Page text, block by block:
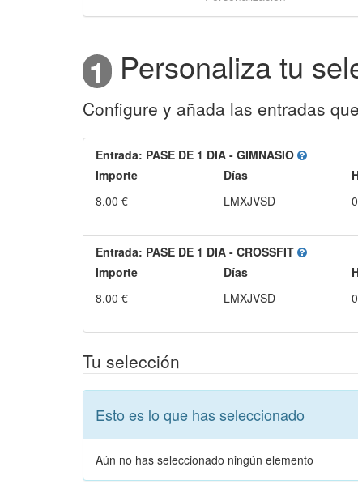
1 Personaliza tu
Configure y añada las entradas
Entrada: PASE DE 1 DIA - GIMNASIO
Importe
8.00 €
Días
LMXJVSD
Entrada: PASE DE 1 DIA - CROSSFIT
Importe
8.00 €
Días
LMXJVSD
Tu selección
Esto es lo que has seleccionado
Aún no has seleccionado ningún elemento